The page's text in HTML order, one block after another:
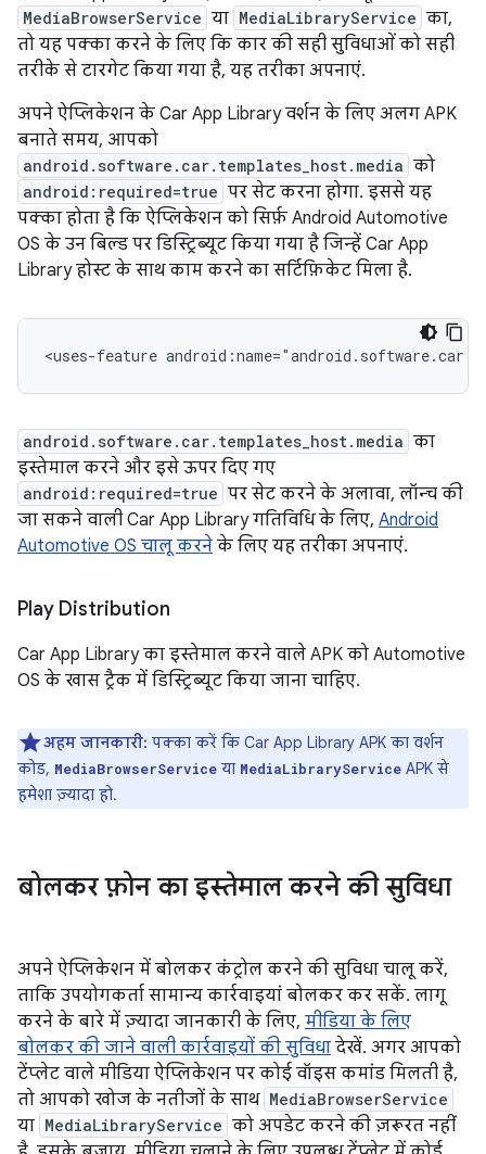
MediaBrowserService या MediaLibraryService का,
तो यह पक्का करने के लिए कि कार की सही सुविधाओं को सही
तरीके से टारगेट किया गया है, यह तरीका अपनाएं.
अपने ऐप्लिकेशन के Car App Library वर्शन के लिए अलग APK
बनाते समय, आपको
android.software.car.templates_host.media को
android:required=true पर सेट करना होगा. इससे यह
पक्का होता है कि ऐप्लिकेशन को सिर्फ़ Android Automotive
OS के उन बिल्ड पर डिस्ट्रिब्यूट किया गया है जिन्हें Car App
Library होस्ट के साथ काम करने का सर्टिफ़िकेट मिला है.
<uses-feature
android.software.car.templates_host.media का
इस्तेमाल करने और इसे ऊपर दिए गए
android:required=true पर सेट करने के अलावा, लॉन्च की
जा सकने वाली Car App Library गतिविधि के लिए, Android
Automotive OS चालू करने के लिए यह तरीका अपनाएं.
Play Distribution
Car App Library का इस्तेमाल करने वाले APK को Automotive
OS के खास ट्रैक में डिस्ट्रिब्यूट किया जाना चाहिए.
अहम जानकारी: पक्का करें कि Car App Library APK का वर्शन
कोड, MediaBrowserService या MediaLibraryService APK से
हमेशा ज़्यादा हो.
बोलकर फ़ोन का इस्तेमाल करने की सुविधा
अपने ऐप्लिकेशन में बोलकर कंट्रोल करने की सुविधा चालू करें,
ताकि उपयोगकर्ता सामान्य कार्रवाइयां बोलकर कर सकें. लागू
करने के बारे में ज़्यादा जानकारी के लिए, मीडिया के लिए
बोलकर की जाने वाली कार्रवाइयों की सुविधा देखें. अगर आपको
टेंप्लेट वाले मीडिया ऐप्लिकेशन पर कोई वॉइस कमांड मिलती है,
तो आपको खोज के नतीजों के साथ MediaBrowserService
या MediaLibraryService को अपडेट करने की ज़रूरत नहीं